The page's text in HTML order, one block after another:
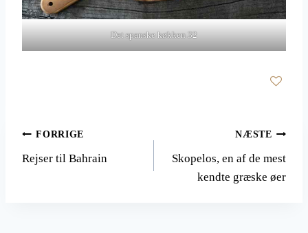
Det spanske køkken 32
Indlægsnavigation
FORRIGE
Rejser til Bahrain
NÆSTE
Skopelos, en af de mest
kendte græske øer